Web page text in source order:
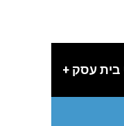
בית עסק +